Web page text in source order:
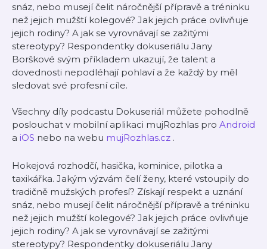
snáz, nebo musejí čelit náročnější přípravě a tréninku
než jejich mužští kolegové? Jak jejich práce ovlivňuje
jejich rodiny? A jak se vyrovnávají se zažitými
stereotypy? Respondentky dokuseriálu Jany
Borškové svým příkladem ukazují, že talent a
dovednosti nepodléhají pohlaví a že každý by měl
sledovat své profesní cíle.
Všechny díly podcastu Dokuseriál můžete pohodlně
poslouchat v mobilní aplikaci mujRozhlas pro Android
a iOS nebo na webu mujRozhlas.cz .
Hokejová rozhodčí, hasička, kominice, pilotka a
taxikářka. Jakým výzvám čelí ženy, které vstoupily do
tradičně mužských profesí? Získají respekt a uznání
snáz, nebo musejí čelit náročnější přípravě a tréninku
než jejich mužští kolegové? Jak jejich práce ovlivňuje
jejich rodiny? A jak se vyrovnávají se zažitými
stereotypy? Respondentky dokuseriálu Jany